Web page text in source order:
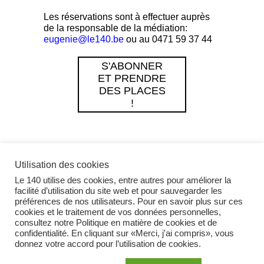
Les réservations sont à effectuer auprès
de la responsable de la médiation:
eugenie@le140.be ou au 0471 59 37 44
S'ABONNER
ET PRENDRE
DES PLACES
!
Instagram
Facebook
Utilisation des cookies
Le 140 utilise des cookies, entre autres pour améliorer la
facilité d’utilisation du site web et pour sauvegarder les
préférences de nos utilisateurs. Pour en savoir plus sur ces
cookies et le traitement de vos données personnelles,
consultez notre Politique en matière de cookies et de
confidentialité. En cliquant sur «Merci, j'ai compris», vous
donnez votre accord pour l’utilisation de cookies.